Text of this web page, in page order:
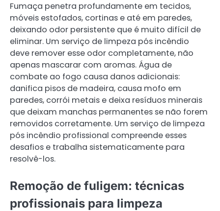
Fumaça penetra profundamente em tecidos,
móveis estofados, cortinas e até em paredes,
deixando odor persistente que é muito difícil de
eliminar. Um serviço de limpeza pós incêndio
deve remover esse odor completamente, não
apenas mascarar com aromas. Água de
combate ao fogo causa danos adicionais:
danifica pisos de madeira, causa mofo em
paredes, corrói metais e deixa resíduos minerais
que deixam manchas permanentes se não forem
removidos corretamente. Um serviço de limpeza
pós incêndio profissional compreende esses
desafios e trabalha sistematicamente para
resolvê-los.
Remoção de fuligem: técnicas
profissionais para limpeza